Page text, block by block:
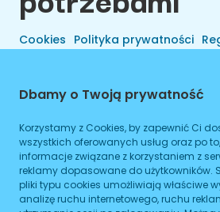
Cookies Polityka prywatności
Dbamy o Twoją prywatność
Korzystamy z Cookies, by zapewnić Ci
wszystkich oferowanych usług oraz po
informacje związane z korzystaniem z
reklamy dopasowane do użytkowników.
pliki typu cookies umożliwiają właściwe
analizę ruchu internetowego, ruchu